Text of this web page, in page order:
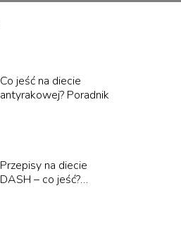
Co jeść na diecie
antyrakowej? Poradnik
Przepisy na diecie
DASH – co jeść?